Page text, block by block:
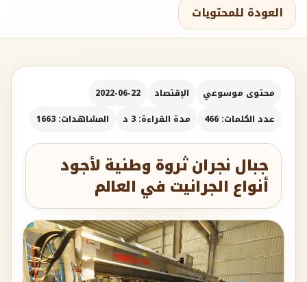
العودة للمحتويات
محتوى موسوعي الإقتصاد
2022-06-22
عدد الكلمات: 466
مدة القراءة: 3 د المشاهدات: 1663
جبال نجران ثروة وطنية لأجود
أنواع الجرانيت في العالم